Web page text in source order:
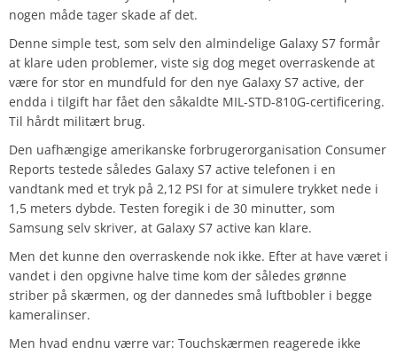
nogen måde tager skade af det.
Denne simple test, som selv den almindelige Galaxy S7 formår
at klare uden problemer, viste sig dog meget overraskende at
være for stor en mundfuld for den nye Galaxy S7 active, der
endda i tilgift har fået den såkaldte MIL-STD-810G-certificering.
Til hårdt militært brug.
Den uafhængige amerikanske forbrugerorganisation Consumer
Reports testede således Galaxy S7 active telefonen i en
vandtank med et tryk på 2,12 PSI for at simulere trykket nede i
1,5 meters dybde. Testen foregik i de 30 minutter, som
Samsung selv skriver, at Galaxy S7 active kan klare.
Men det kunne den overraskende nok ikke. Efter at have været i
vandet i den opgivne halve time kom der således grønne
striber på skærmen, og der dannedes små luftbobler i begge
kameralinser.
Men hvad endnu værre var: Touchskærmen reagerede ikke